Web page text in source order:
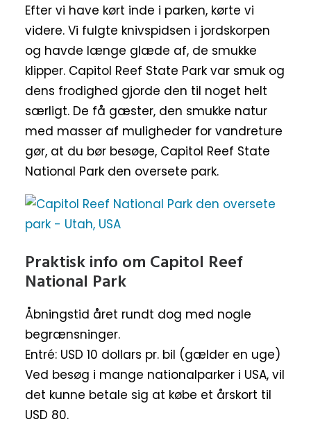
Efter vi have kørt inde i parken, kørte vi
videre. Vi fulgte knivspidsen i jordskorpen
og havde længe glæde af, de smukke
klipper. Capitol Reef State Park var smuk og
dens frodighed gjorde den til noget helt
særligt. De få gæster, den smukke natur
med masser af muligheder for vandreture
gør, at du bør besøge, Capitol Reef State
National Park den oversete park.
Praktisk info om Capitol Reef
National Park
Åbningstid året rundt dog med nogle
begrænsninger.
Entré: USD 10 dollars pr. bil (gælder en uge)
Ved besøg i mange nationalparker i USA, vil
det kunne betale sig at købe et årskort til
USD 80.